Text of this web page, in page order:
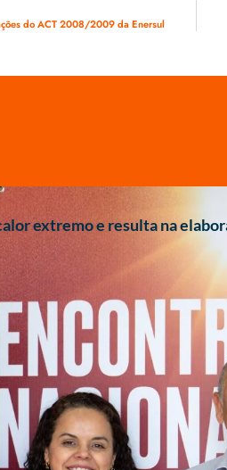
do ACT 2008/2009 da Enersul
extremo e resulta na